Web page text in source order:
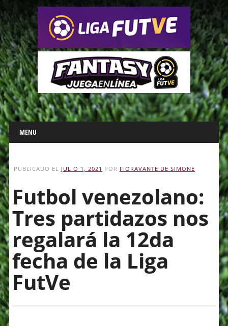
Main menu
Skip
to
content
MENU
PUBLICADO EL JULIO 1, 2021 POR FIORAVANTE DE SIMONE
Futbol venezolano:
Tres partidazos nos
regalará la 12da
fecha de la Liga
FutVe